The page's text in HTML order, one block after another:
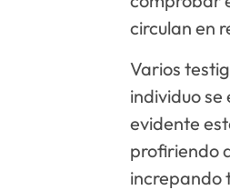
circulan en
Varios
individuo
evidente
profiriendo
increpando